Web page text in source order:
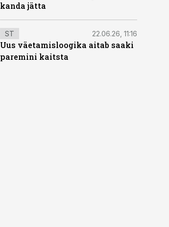
kanda jätta
ST 22.06.26, 11:16
Uus väetamisloogika aitab saaki
paremini kaitsta